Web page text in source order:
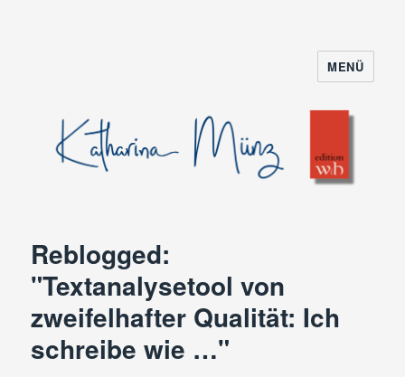
MENÜ
Reblogged:
"Textanalysetool von
zweifelhafter Qualität: Ich
schreibe wie …"